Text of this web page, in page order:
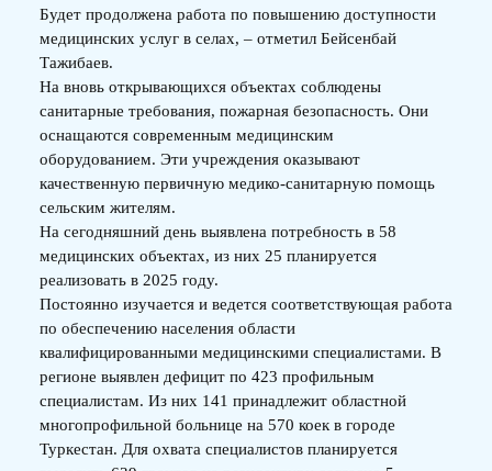
Будет продолжена работа по повышению доступности
медицинских услуг в селах, – отметил Бейсенбай
Тажибаев.
На вновь открывающихся объектах соблюдены
санитарные требования, пожарная безопасность. Они
оснащаются современным медицинским
оборудованием. Эти учреждения оказывают
качественную первичную медико-санитарную помощь
сельским жителям.
На сегодняшний день выявлена потребность в 58
медицинских объектах, из них 25 планируется
реализовать в 2025 году.
Постоянно изучается и ведется соответствующая работа
по обеспечению населения области
квалифицированными медицинскими специалистами. В
регионе выявлен дефицит по 423 профильным
специалистам. Из них 141 принадлежит областной
многопрофильной больнице на 570 коек в городе
Туркестан. Для охвата специалистов планируется